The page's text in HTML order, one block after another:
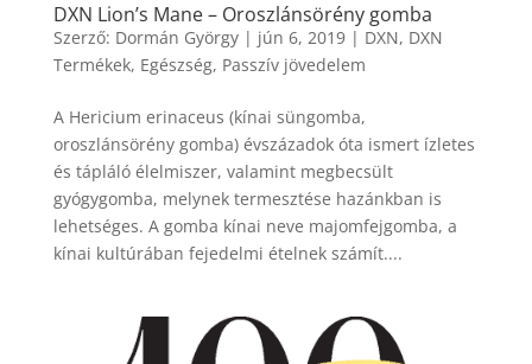
DXN Lion’s Mane – Oroszlánsörény gomba
Szerző: Dormán György| jún 6, 2019| DXN, DXN
Termékek, Egészség, Passzív jövedelem
A Hericium erinaceus (kínai süngomba,
oroszlánsörény gomba) évszázadok óta ismert ízletes
és tápláló élelmiszer, valamint megbecsült
gyógygomba, melynek termesztése hazánkban is
lehetséges. A gomba kínai neve majomfejgomba, a
kínai kultúrában fejedelmi ételnek számít....